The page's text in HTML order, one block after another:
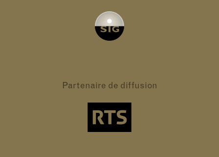
Partenaire de diffusion